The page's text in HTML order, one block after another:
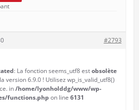
#2793
: La fonction seems_utf8 estobsolète
version 6.9.0 ! Utilisez wp_is_valid_utf8()
in/home/lyonholddg/www/wp-
functions.php on line 6131